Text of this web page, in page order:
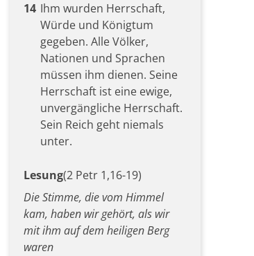
14 Ihm wurden Herrschaft,
Würde und Königtum
gegeben. Alle Völker,
Nationen und Sprachen
müssen ihm dienen. Seine
Herrschaft ist eine ewige,
unvergängliche Herrschaft.
Sein Reich geht niemals
unter.
Lesung(2 Petr 1,16-19)
Die Stimme, die vom Himmel
kam, haben wir gehört, als wir
mit ihm auf dem heiligen Berg
waren